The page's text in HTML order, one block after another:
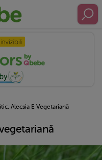
Alecsia E Vegetariană